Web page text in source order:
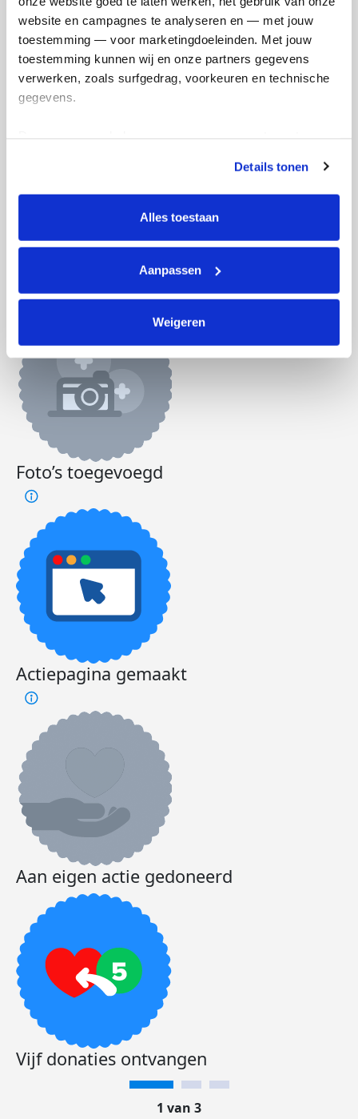
website en campagnes te analyseren en — met jouw
toestemming — voor marketingdoeleinden. Met jouw
toestemming kunnen wij en onze partners gegevens
verwerken, zoals surfgedrag, voorkeuren en technische
gegevens.
tonen. Je kunt je toestemming op elk moment wijzigen of
intrekken via Cookie instellingen onderaan de pagina. De
lijst met cookies is te vinden in het tabblad “details”.
Details tonen
Alles toestaan
Aanpassen
Weigeren
en betaal €0.75 extra.
Doneer nu
Opgehaald Streefbedrag
Badges
Foto’s toegevoegd
Actiepagina gemaakt
Aan eigen actie gedoneerd
Vijf donaties ontvangen
1 van 3